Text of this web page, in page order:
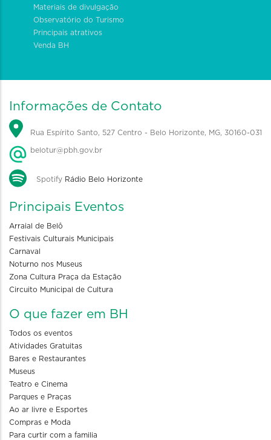
Materiais de divulgação
Observatório do Turismo
Principais atrativos
Venda BH
Informações de Contato
Rua Espírito Santo, 527 Centro - Belo Horizonte, MG, 30160-031
belotur@pbh.gov.br
Spotify Rádio Belo Horizonte
Principais Eventos
Arraial de Belô
Festivais Culturais Municipais
Carnaval
Noturno nos Museus
Zona Cultura Praça da Estação
Circuito Municipal de Cultura
O que fazer em BH
Todos os eventos
Atividades Gratuitas
Bares e Restaurantes
Museus
Teatro e Cinema
Parques e Praças
Ao ar livre e Esportes
Compras e Moda
Para curtir com a familia